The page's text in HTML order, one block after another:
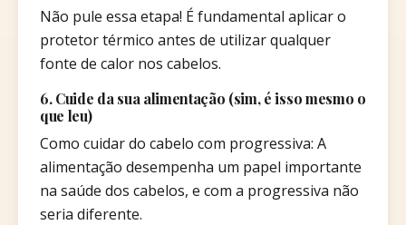
Não pule essa etapa! É fundamental aplicar o
protetor térmico antes de utilizar qualquer
fonte de calor nos cabelos.
6. Cuide da sua alimentação (sim, é isso mesmo o
que leu)
Como cuidar do cabelo com progressiva: A
alimentação desempenha um papel importante
na saúde dos cabelos, e com a progressiva não
seria diferente.